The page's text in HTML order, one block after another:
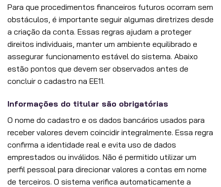
Para que procedimentos financeiros futuros ocorram sem
obstáculos, é importante seguir algumas diretrizes desde
a criação da conta. Essas regras ajudam a proteger
direitos individuais, manter um ambiente equilibrado e
assegurar funcionamento estável do sistema. Abaixo
estão pontos que devem ser observados antes de
concluir o cadastro na EE11.
Informações do titular são obrigatórias
O nome do cadastro e os dados bancários usados para
receber valores devem coincidir integralmente. Essa regra
confirma a identidade real e evita uso de dados
emprestados ou inválidos. Não é permitido utilizar um
perfil pessoal para direcionar valores a contas em nome
de terceiros. O sistema verifica automaticamente a